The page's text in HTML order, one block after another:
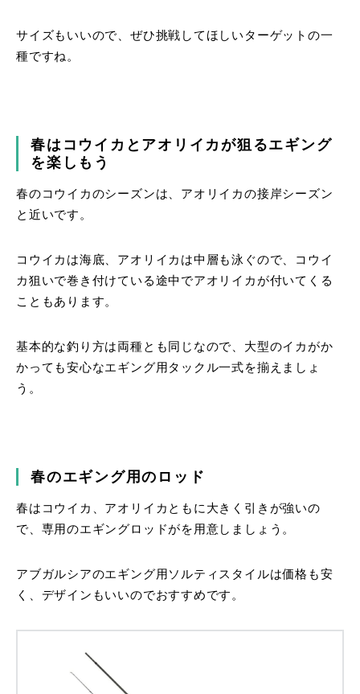
サイズもいいので、ぜひ挑戦してほしいターゲットの一
種ですね。
春はコウイカとアオリイカが狙るエギング
を楽しもう
春のコウイカのシーズンは、アオリイカの接岸シーズン
と近いです。
コウイカは海底、アオリイカは中層も泳ぐので、コウイ
カ狙いで巻き付けている途中でアオリイカが付いてくる
こともあります。
基本的な釣り方は両種とも同じなので、大型のイカがか
かっても安心なエギング用タックル一式を揃えましょ
う。
春のエギング用のロッド
春はコウイカ、アオリイカともに大きく引きが強いの
で、専用のエギングロッドがを用意しましょう。
アブガルシアのエギング用ソルティスタイルは価格も安
く、デザインもいいのでおすすめです。